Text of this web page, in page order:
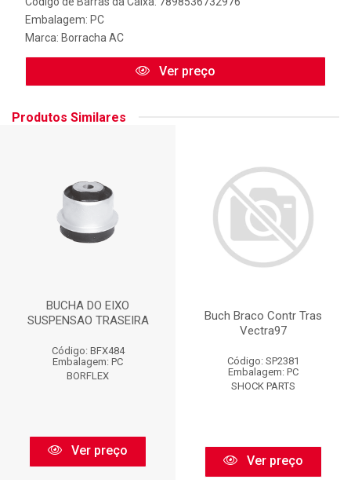
Embalagem: PC
Marca: Borracha AC
Ver preço
Produtos Similares
BUCHA DO EIXO
SUSPENSAO TRASEIRA
Código: BFX484
Embalagem: PC
BORFLEX
Ver preço
Buch Braco Contr Tras
Vectra97
Código: SP2381
Embalagem: PC
SHOCK PARTS
Ver preço